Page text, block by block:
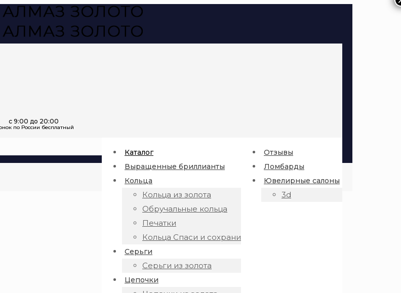
Каталог
Выращенные бриллианты
Кольца
Кольца из золота
Обручальные кольца
Печатки
Кольца Спаси и сохрани
Серьги
Серьги из золота
Цепочки
Отзывы
Ломбарды
Ювелирные салоны
3d